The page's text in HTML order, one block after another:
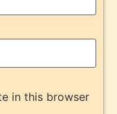
in this browser